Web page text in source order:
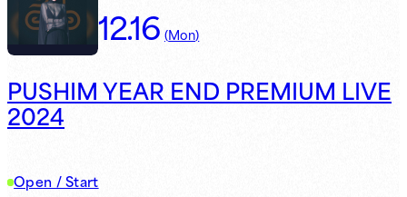
12.16 (Mon)
PUSHIM YEAR END PREMIUM LIVE
2024
Open / Start